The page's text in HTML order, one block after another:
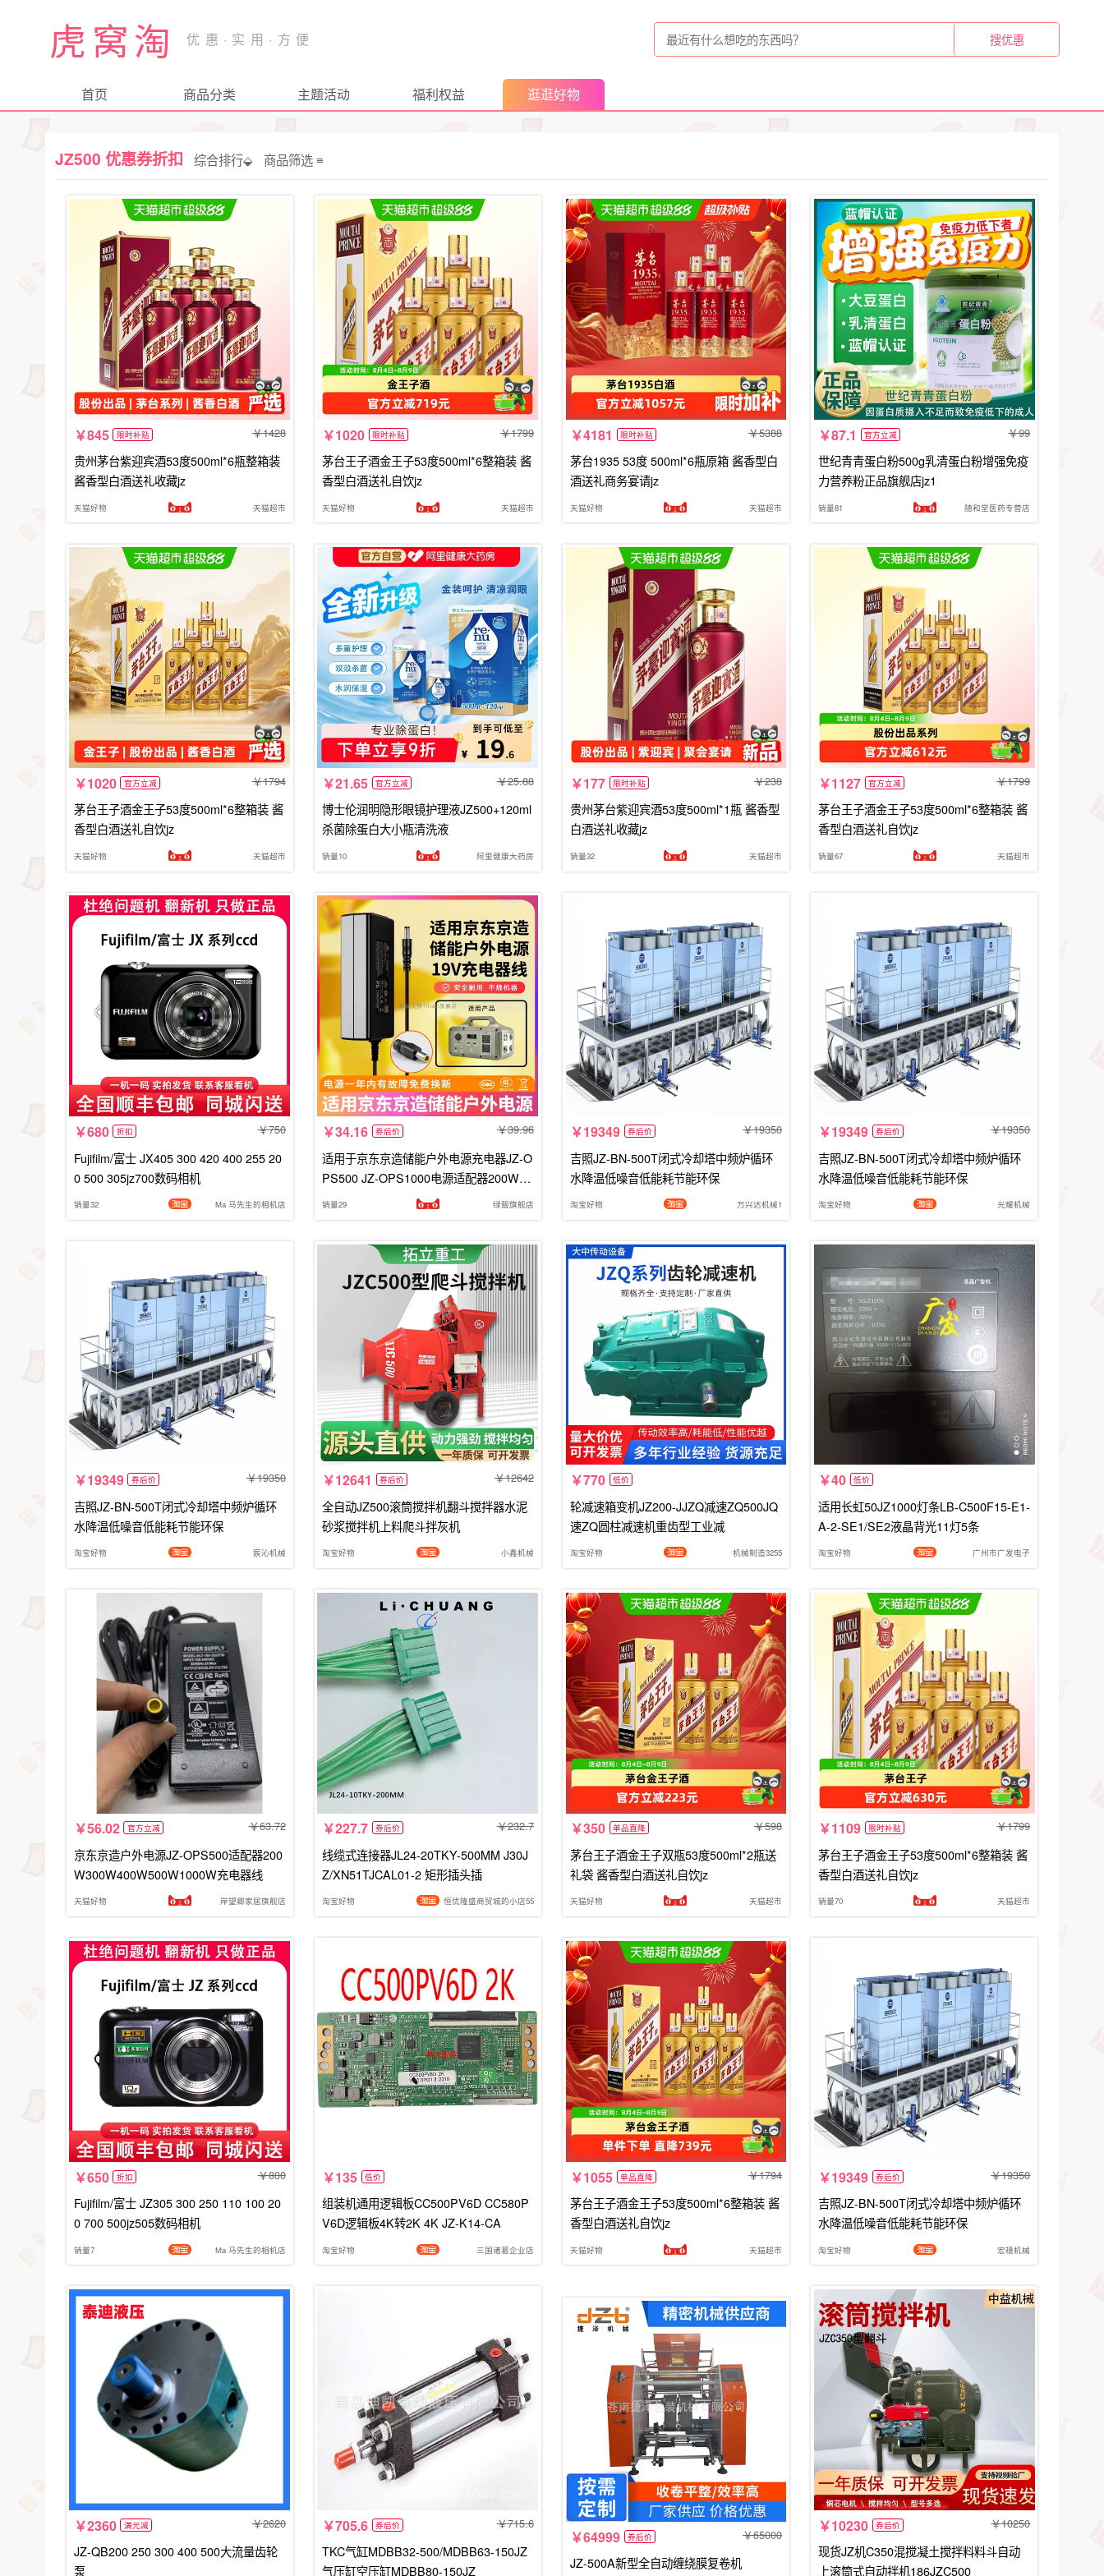
虎窝淘
首页 商品分类 主题活动 福利权益 逛逛好物
JZ500 优惠券折扣 综合排行⬙ 商品筛选
845 限时补贴 1428
贵州茅台紫迎宾酒53度500ml*6瓶整箱装
酱香型白酒送礼收藏jz
天猫好物 天猫超市
1020 限时补贴 1799
茅台王子酒金王子53度500ml*6整箱装 酱
香型白酒送礼自饮jz
天猫好物 天猫超市
4181 限时补贴 5388
茅台1935 53度 500ml*6瓶原箱 酱香型白
酒送礼商务宴请jz
天猫好物 天猫超市
87.1 官方立减 99
世纪青青蛋白粉500g乳清蛋白粉增强免疫
力营养粉正品旗舰店jz1
销量81 随和堂医药专营店
1020 官方立减 1794
茅台王子酒金王子53度500ml*6整箱装 酱
香型白酒送礼自饮jz
天猫好物 天猫超市
21.65 官方立减 25.88
博士伦润明隐形眼镜护理液JZ500+120ml
杀菌除蛋白大小瓶清洗液
销量10 阿里健康大药房
177 限时补贴 238
贵州茅台紫迎宾酒53度500ml*1瓶 酱香型
白酒送礼收藏jz
销量32 天猫超市
1127 官方立减 1799
茅台王子酒金王子53度500ml*6整箱装 酱
香型白酒送礼自饮jz
销量67 天猫超市
680 折扣 750
Fujifilm/富士 JX405 300 420 400 255 20
0 500 305jz700数码相机
销量32 Ma 马先生的相机店
34.16 券后价 39.96
适用于京东京造储能户外电源充电器JZ-O
PS500 JZ-OPS1000电源适配器200W30
0W400W500W1000W充电线
销量29 绿靓旗舰店
19349 券后价 19350
吉照JZ-BN-500T闭式冷却塔中频炉循环
水降温低噪音低能耗节能环保
淘宝好物 万兴达机械1
19349 券后价 19350
吉照JZ-BN-500T闭式冷却塔中频炉循环
水降温低噪音低能耗节能环保
淘宝好物 光耀机械
19349 券后价 19350
吉照JZ-BN-500T闭式冷却塔中频炉循环
水降温低噪音低能耗节能环保
淘宝好物 宸沁机械
12641 券后价 12642
全自动JZ500滚筒搅拌机翻斗搅拌器水泥
砂浆搅拌机上料爬斗拌灰机
淘宝好物 小鑫机械
770 低价
轮减速箱变机JZ200-JJZQ减速ZQ500JQ
速ZQ圆柱减速机重齿型工业减
淘宝好物 机械制造3255
40 低价
适用长虹50JZ1000灯条LB-C500F15-E1-
A-2-SE1/SE2液晶背光11灯5条
淘宝好物 广州市广发电子
56.02 官方立减 63.72
京东京造户外电源JZ-OPS500适配器200
W300W400W500W1000W充电器线
天猫好物 岸望卿家居旗舰店
227.7 券后价 232.7
线缆式连接器JL24-20TKY-500MM J30J
Z/XN51TJCAL01-2 矩形插头插
淘宝好物 恒优隆盛商贸城的小店55
350 单品直降 598
茅台王子酒金王子双瓶53度500ml*2瓶送
礼袋 酱香型白酒送礼自饮jz
天猫好物 天猫超市
1109 限时补贴 1799
茅台王子酒金王子53度500ml*6整箱装 酱
香型白酒送礼自饮jz
销量70 天猫超市
650 折扣 800
Fujifilm/富士 JZ305 300 250 110 100 20
0 700 500jz505数码相机
销量7 Ma 马先生的相机店
135 低价
组装机通用逻辑板CC500PV6D CC580P
V6D逻辑板4K转2K 4K JZ-K14-CA
淘宝好物 三国诸葛企业店
1055 单品直降 1794
茅台王子酒金王子53度500ml*6整箱装 酱
香型白酒送礼自饮jz
天猫好物 天猫超市
19349 券后价 19350
吉照JZ-BN-500T闭式冷却塔中频炉循环
水降温低噪音低能耗节能环保
淘宝好物 宏禧机械
2360 满元减 2620
JZ-QB200 250 300 400 500大流量齿轮
泵
705.6 券后价 715.6
TKC气缸MDBB32-500/MDBB63-150JZ
气压缸空压缸MDBB80-150JZ
64999 券后价 65000
JZ-500A新型全自动缠绕膜复卷机
10230 券后价 10250
现货JZ机C350混搅凝土搅拌料料斗自动
上滚筒式自动拌机186JZC500